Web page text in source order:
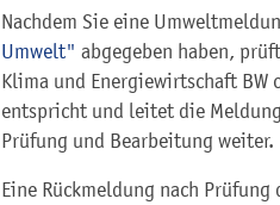
Nachdem Sie eine
Umwelt" abgegeben haben,
Klima und Energiewirtschaft
entspricht und leitet die
Prüfung und Bearbeitung weiter.
Eine Rückmeldung nach